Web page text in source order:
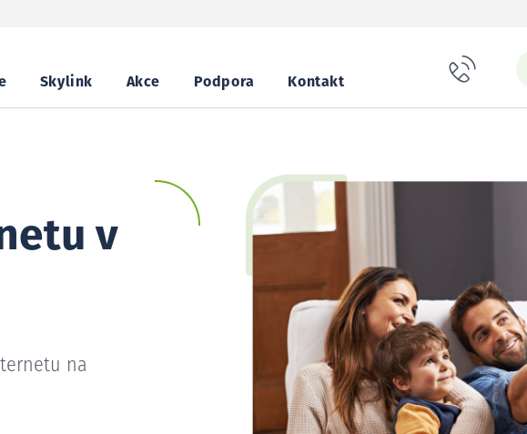
Skylink Akce Podpora Kontakt
v
na